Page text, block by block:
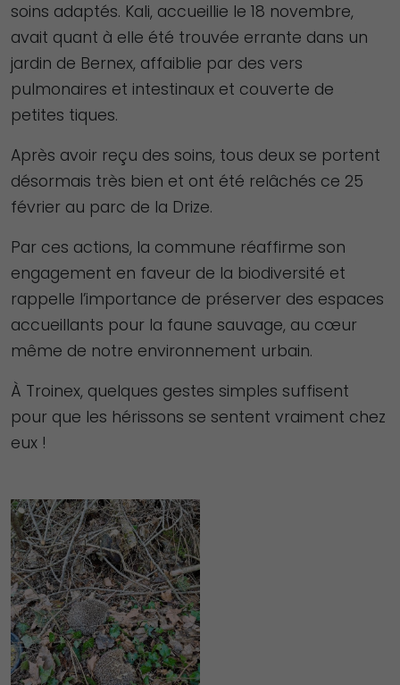
soins adaptés. Kali, accueillie le 18 novembre,
avait quant à elle été trouvée errante dans un
jardin de Bernex, affaiblie par des vers
pulmonaires et intestinaux et couverte de
petites tiques.
Après avoir reçu des soins, tous deux se portent
désormais très bien et ont été relâchés ce 25
février au parc de la Drize.
Par ces actions, la commune réaffirme son
engagement en faveur de la biodiversité et
rappelle l’importance de préserver des espaces
accueillants pour la faune sauvage, au cœur
même de notre environnement urbain.
À Troinex, quelques gestes simples suffisent
pour que les hérissons se sentent vraiment chez
eux !